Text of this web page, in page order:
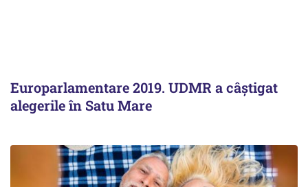
Europarlamentare 2019. UDMR a câștigat
alegerile în Satu Mare